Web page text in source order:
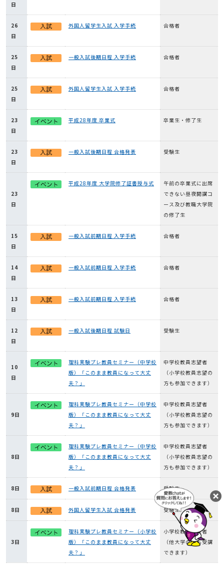
日
26
日
外国人留学生入試 入学手続 合格者
25
日
一般入試後期日程 入学手続 合格者
25
日
外国人留学生入試 入学手続 合格者
23
日
平成28年度 卒業式 卒業生・修了生
23
日
一般入試後期日程 合格発表 受験生
23
日
平成28年度 大学院修了証書授与式
午前の卒業式に出席
できない昼夜開講コ
ース及び教職大学院
の修了生
15
日
一般入試前期日程 入学手続 合格者
14
日
一般入試前期日程 入学手続 合格者
13
日
一般入試前期日程 入学手続 合格者
12
日
一般入試後期日程 試験日 受験生
10
日
理科実験プレ教員セミナー（中学校
版）「このまま教員になって大丈
夫？」
中学校教員志望者
（小学校教員志望の
方も参加できます）
9日
理科実験プレ教員セミナー（中学校
版）「このまま教員になって大丈
夫？」
中学校教員志望者
（小学校教員志望の
方も参加できます）
8日
理科実験プレ教員セミナー（中学校
版）「このまま教員になって大丈
夫？」
中学校教員志望者
（小学校教員志望の
方も参加できます）
8日 一般入試前期日程 合格発表 受験生
8日 外国人留学生入試 合格発表 受験生
3日
理科実験プレ教員セミナー（小学校
版）「このまま教員になって大丈
夫？」
小学校教員志望者
（他大学の方も受講
できます）